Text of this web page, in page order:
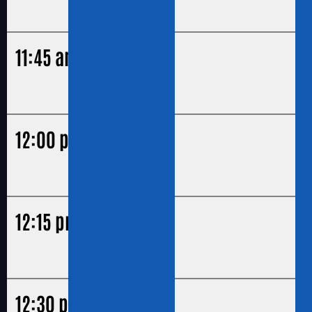
11:45 am
12:00 pm
12:15 pm
12:30 pm